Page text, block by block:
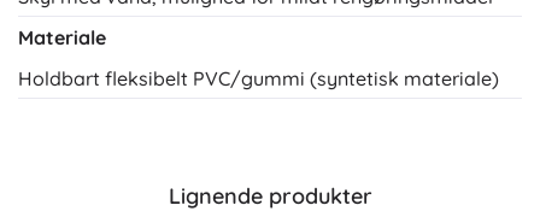
Materiale
Holdbart fleksibelt PVC/gummi (syntetisk materiale)
Lignende produkter